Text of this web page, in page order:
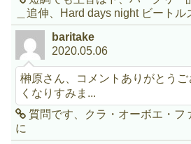
＿追伸、Hard days night ビートル
baritake
2020.05.06
榊原さん、コメントありがとう
くなりすみま...
質問です、クラ・オーボエ・フ
に